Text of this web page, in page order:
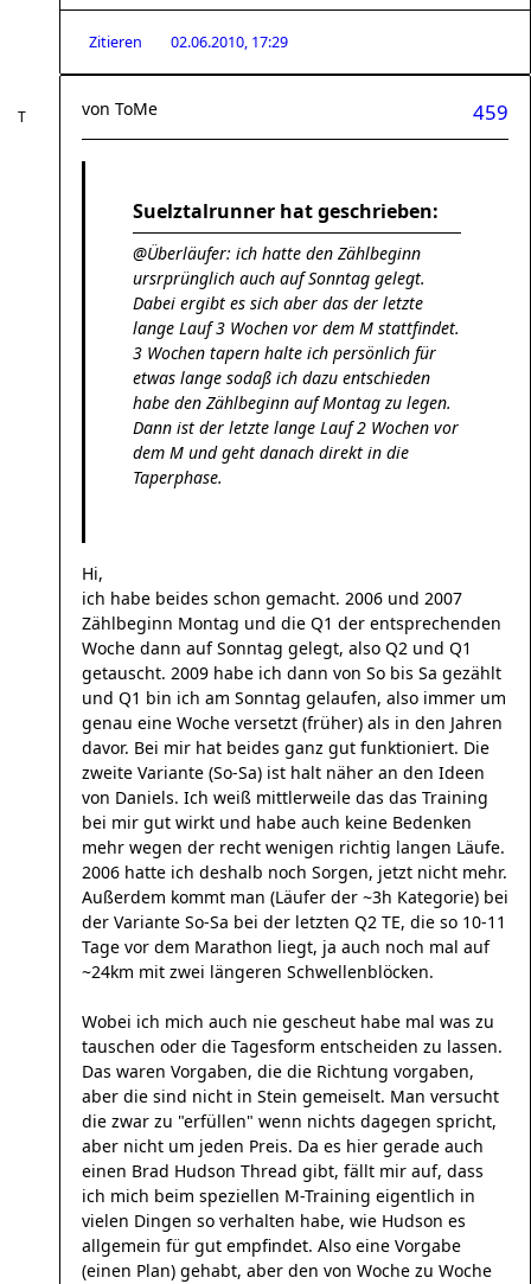
Zitieren 02.06.2010, 17:29
459
von ToMe
Suelztalrunner hat geschrieben:
@Überläufer: ich hatte den Zählbeginn
ursrprünglich auch auf Sonntag gelegt.
Dabei ergibt es sich aber das der letzte
lange Lauf 3 Wochen vor dem M stattfindet.
3 Wochen tapern halte ich persönlich für
etwas lange sodaß ich dazu entschieden
habe den Zählbeginn auf Montag zu legen.
Dann ist der letzte lange Lauf 2 Wochen vor
dem M und geht danach direkt in die
Taperphase.
Hi,
ich habe beides schon gemacht. 2006 und 2007
Zählbeginn Montag und die Q1 der entsprechenden
Woche dann auf Sonntag gelegt, also Q2 und Q1
getauscht. 2009 habe ich dann von So bis Sa gezählt
und Q1 bin ich am Sonntag gelaufen, also immer um
genau eine Woche versetzt (früher) als in den Jahren
davor. Bei mir hat beides ganz gut funktioniert. Die
zweite Variante (So-Sa) ist halt näher an den Ideen
von Daniels. Ich weiß mittlerweile das das Training
bei mir gut wirkt und habe auch keine Bedenken
mehr wegen der recht wenigen richtig langen Läufe.
2006 hatte ich deshalb noch Sorgen, jetzt nicht mehr.
Außerdem kommt man (Läufer der ~3h Kategorie) bei
der Variante So-Sa bei der letzten Q2 TE, die so 10-11
Tage vor dem Marathon liegt, ja auch noch mal auf
~24km mit zwei längeren Schwellenblöcken.
Wobei ich mich auch nie gescheut habe mal was zu
tauschen oder die Tagesform entscheiden zu lassen.
Das waren Vorgaben, die die Richtung vorgaben,
aber die sind nicht in Stein gemeiselt. Man versucht
die zwar zu "erfüllen" wenn nichts dagegen spricht,
aber nicht um jeden Preis. Da es hier gerade auch
einen Brad Hudson Thread gibt, fällt mir auf, dass
ich mich beim speziellen M-Training eigentlich in
vielen Dingen so verhalten habe, wie Hudson es
allgemein für gut empfindet. Also eine Vorgabe
(einen Plan) gehabt, aber den von Woche zu Woche